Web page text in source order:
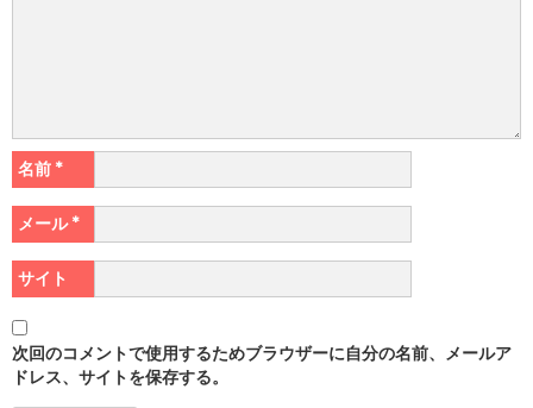
名前 *
メール*
サイト
次回のコメントで使用するためブラウザーに自分の名前、メールア
ドレス、サイトを保存する。